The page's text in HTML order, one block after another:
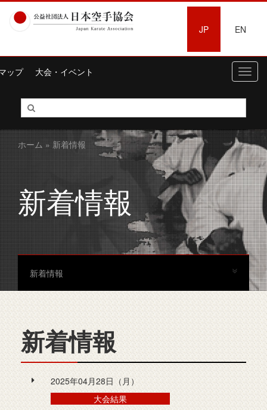
JP EN
ップ 大会・イベント
ホーム» 新着情報
新着情報
新着情報
新着情報
2025年04月28日（月）
大会結果